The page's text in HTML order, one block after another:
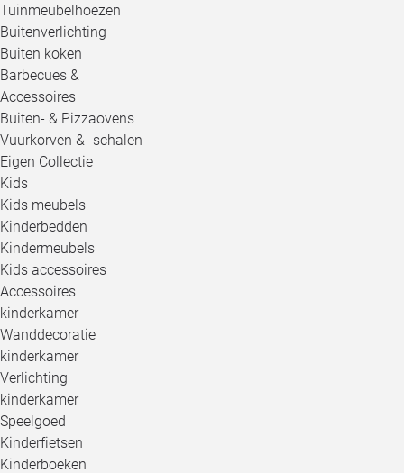
Tuinmeubelhoezen
Buitenverlichting
Buiten koken
Barbecues &
Accessoires
Buiten- & Pizzaovens
Vuurkorven & -schalen
Eigen Collectie
Kids
Kids meubels
Kinderbedden
Kindermeubels
Kids accessoires
Accessoires
kinderkamer
Wanddecoratie
kinderkamer
Verlichting
kinderkamer
Speelgoed
Kinderfietsen
Kinderboeken